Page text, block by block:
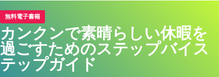
無料電子書籍
カンクンで素晴らしい休暇を
過ごすためのステップバイス
テップガイド